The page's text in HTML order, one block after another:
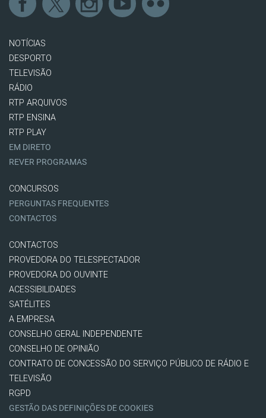
NOTÍCIAS
DESPORTO
TELEVISÃO
RÁDIO
RTP ARQUIVOS
RTP ENSINA
RTP PLAY
EM DIRETO
REVER PROGRAMAS
CONCURSOS
PERGUNTAS FREQUENTES
CONTACTOS
CONTACTOS
PROVEDORA DO TELESPECTADOR
PROVEDORA DO OUVINTE
ACESSIBILIDADES
SATÉLITES
A EMPRESA
CONSELHO GERAL INDEPENDENTE
CONSELHO DE OPINIÃO
CONTRATO DE CONCESSÃO DO SERVIÇO PÚBLICO DE RÁDIO E
TELEVISÃO
RGPD
GESTÃO DAS DEFINIÇÕES DE COOKIES